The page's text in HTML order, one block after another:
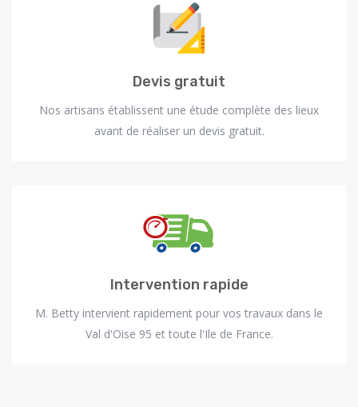
Devis gratuit
Nos artisans établissent une étude complète des lieux
avant de réaliser un devis gratuit.
Intervention rapide
M. Betty intervient rapidement pour vos travaux dans le
Val d'Oise 95 et toute l'Ile de France.